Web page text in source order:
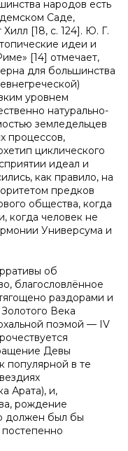
народов есть
Саде,
[18, с. 124]. Ю. Г.
идеи и
[14] отмечает,
для большинства
уровнем
натурально-
земледельцев
процессов,
циклического
идеал и
как правило, на
предков
общества, когда
когда человек не
Универсума и
об
благословлённое
раздорами и
Века
поэмой — IV
Девы
популярной в те
Арата), и,
рождение
должен был бы
постепенно